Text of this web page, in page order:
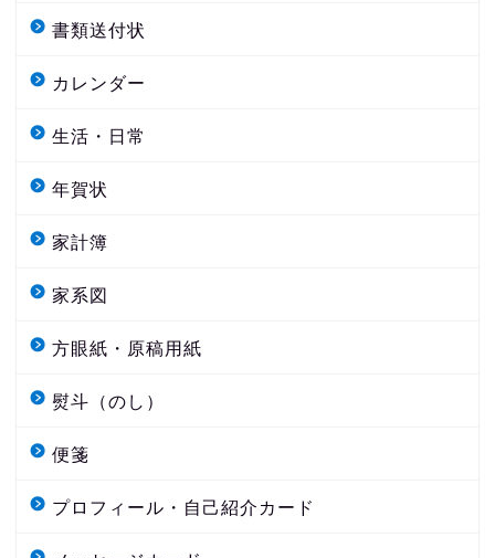
書類送付状
カレンダー
生活・日常
年賀状
家計簿
家系図
方眼紙・原稿用紙
熨斗（のし）
便箋
プロフィール・自己紹介カード